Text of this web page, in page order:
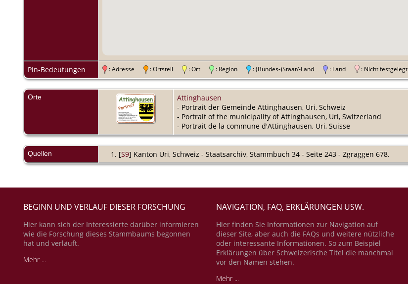
Pin-Bedeutungen : Adresse : Ortsteil : Ort : Region : (Bundes-)Staat/-Land : Land : Nicht festgelegt
Orte
Attinghausen
- Portrait der Gemeinde Attinghausen, Uri, Schweiz
- Portrait of the municipality of Attinghausen, Uri, Switzerland
- Portrait de la commune d'Attinghausen, Uri, Suisse
Quellen [S9] Kanton Uri, Schweiz - Staatsarchiv, Stammbuch 34 - Seite 243 - Zgraggen 678.
BEGINN UND VERLAUF DIESER FORSCHUNG
Hier kann sich der Interessierte darüber informieren
wie die Forschung dieses Stammbaums begonnen
hat und verläuft.
Mehr ...
NAVIGATION, FAQ, ERKLÄRUNGEN USW.
Hier finden Sie Informationen zur Navigation auf
dieser Site, aber auch die FAQs und weitere nützliche
oder interessante Informationen. So zum Beispiel
Erklärungen über Schweizerische Titel die manchmal
vor den Namen stehen.
Mehr ...